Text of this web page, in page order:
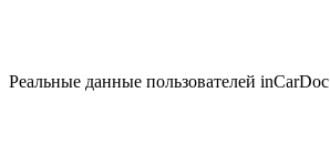
Реальные данные пользователей inCarDoc